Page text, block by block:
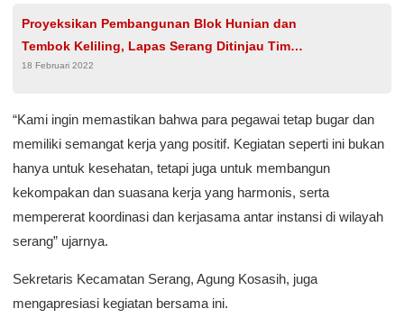
Proyeksikan Pembangunan Blok Hunian dan
Tembok Keliling, Lapas Serang Ditinjau Tim
Kantor Wilayah
18 Februari 2022
“Kami ingin memastikan bahwa para pegawai tetap bugar dan
memiliki semangat kerja yang positif. Kegiatan seperti ini bukan
hanya untuk kesehatan, tetapi juga untuk membangun
kekompakan dan suasana kerja yang harmonis, serta
mempererat koordinasi dan kerjasama antar instansi di wilayah
serang” ujarnya.
Sekretaris Kecamatan Serang, Agung Kosasih, juga
mengapresiasi kegiatan bersama ini.